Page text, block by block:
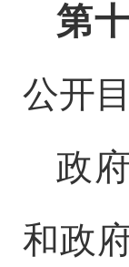
第
公开
政
和政